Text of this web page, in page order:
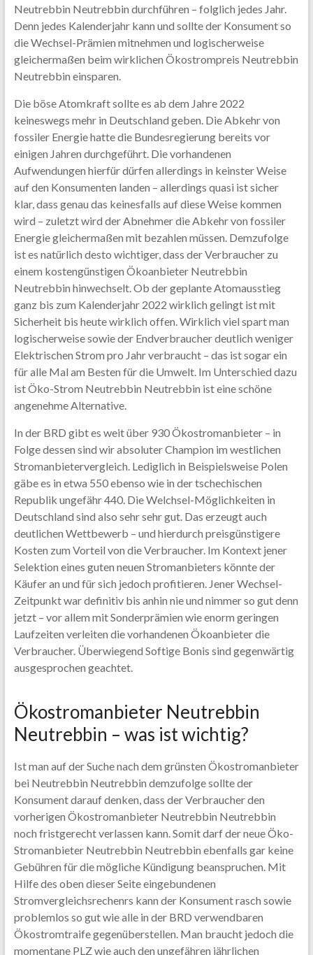
Neutrebbin Neutrebbin durchführen – folglich jedes Jahr.
Denn jedes Kalenderjahr kann und sollte der Konsument so
die Wechsel-Prämien mitnehmen und logischerweise
gleichermaßen beim wirklichen Ökostrompreis Neutrebbin
Neutrebbin einsparen.
Die böse Atomkraft sollte es ab dem Jahre 2022
keineswegs mehr in Deutschland geben. Die Abkehr von
fossiler Energie hatte die Bundesregierung bereits vor
einigen Jahren durchgeführt. Die vorhandenen
Aufwendungen hierfür dürfen allerdings in keinster Weise
auf den Konsumenten landen – allerdings quasi ist sicher
klar, dass genau das keinesfalls auf diese Weise kommen
wird – zuletzt wird der Abnehmer die Abkehr von fossiler
Energie gleichermaßen mit bezahlen müssen. Demzufolge
ist es natürlich desto wichtiger, dass der Verbraucher zu
einem kostengünstigen Ökoanbieter Neutrebbin
Neutrebbin hinwechselt. Ob der geplante Atomausstieg
ganz bis zum Kalenderjahr 2022 wirklich gelingt ist mit
Sicherheit bis heute wirklich offen. Wirklich viel spart man
logischerweise sowie der Endverbraucher deutlich weniger
Elektrischen Strom pro Jahr verbraucht – das ist sogar ein
für alle Mal am Besten für die Umwelt. Im Unterschied dazu
ist Öko-Strom Neutrebbin Neutrebbin ist eine schöne
angenehme Alternative.
In der BRD gibt es weit über 930 Ökostromanbieter – in
Folge dessen sind wir absoluter Champion im westlichen
Stromanbietervergleich. Lediglich in Beispielsweise Polen
gäbe es in etwa 550 ebenso wie in der tschechischen
Republik ungefähr 440. Die Welchsel-Möglichkeiten in
Deutschland sind also sehr sehr gut. Das erzeugt auch
deutlichen Wettbewerb – und hierdurch preisgünstigere
Kosten zum Vorteil von die Verbraucher. Im Kontext jener
Selektion eines guten neuen Stromanbieters könnte der
Käufer an und für sich jedoch profitieren. Jener Wechsel-
Zeitpunkt war definitiv bis anhin nie und nimmer so gut denn
jetzt – vor allem mit Sonderprämien wie enorm geringen
Laufzeiten verleiten die vorhandenen Ökoanbieter die
Verbraucher. Überwiegend Softige Bonis sind gegenwärtig
ausgesprochen geachtet.
Ökostromanbieter Neutrebbin
Neutrebbin – was ist wichtig?
Ist man auf der Suche nach dem grünsten Ökostromanbieter
bei Neutrebbin Neutrebbin demzufolge sollte der
Konsument darauf denken, dass der Verbraucher den
vorherigen Ökostromanbieter Neutrebbin Neutrebbin
noch fristgerecht verlassen kann. Somit darf der neue Öko-
Stromanbieter Neutrebbin Neutrebbin ebenfalls gar keine
Gebühren für die mögliche Kündigung beanspruchen. Mit
Hilfe des oben dieser Seite eingebundenen
Stromvergleichsrechenrs kann der Konsument rasch sowie
problemlos so gut wie alle in der BRD verwendbaren
Ökostromtraife gegenüberstellen. Man braucht jedoch die
momentane PLZ wie auch den ungefähren jährlichen